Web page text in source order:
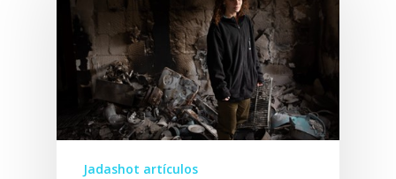
Jadashot artículos